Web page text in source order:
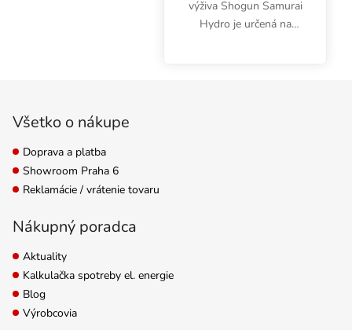
výživa Shogun Samurai
Hydro je určená na
Všetko o nákupe
Doprava a platba
Showroom Praha 6
Reklamácie / vrátenie tovaru
Nákupný poradca
Aktuality
Kalkulačka spotreby el. energie
Blog
Výrobcovia